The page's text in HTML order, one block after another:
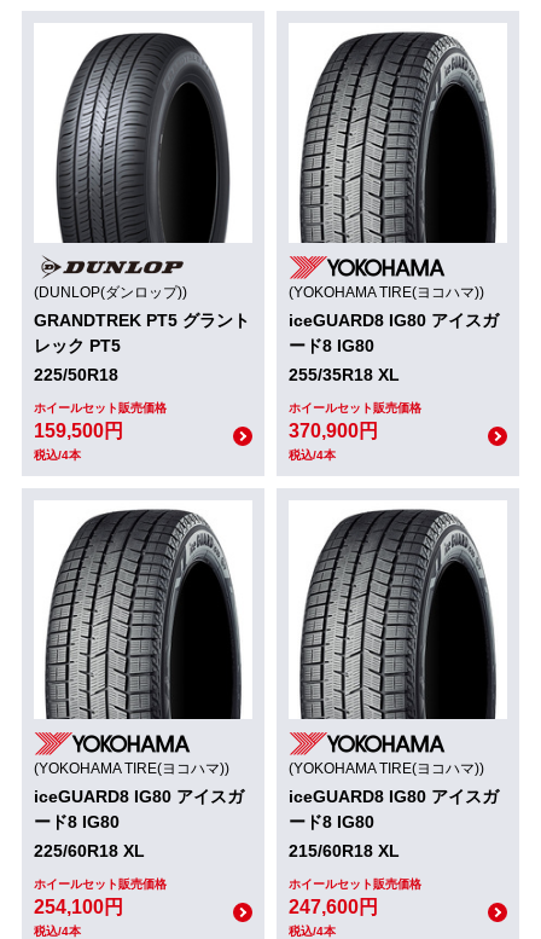
(DUNLOP(ダンロップ))
GRANDTREK PT5 グラント
レック PT5
225/50R18
ホイールセット販売価格
159,500円
税込/4本
(YOKOHAMA TIRE(ヨコハマ))
iceGUARD8 IG80 アイスガ
ード8 IG80
255/35R18 XL
ホイールセット販売価格
370,900円
税込/4本
(YOKOHAMA TIRE(ヨコハマ))
iceGUARD8 IG80 アイスガ
ード8 IG80
225/60R18 XL
ホイールセット販売価格
254,100円
税込/4本
(YOKOHAMA TIRE(ヨコハマ))
iceGUARD8 IG80 アイスガ
ード8 IG80
215/60R18 XL
ホイールセット販売価格
247,600円
税込/4本